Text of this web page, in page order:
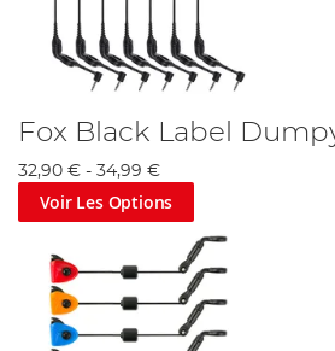
Fox Black Label
32,90 € - 34,99 €
Voir Les Options